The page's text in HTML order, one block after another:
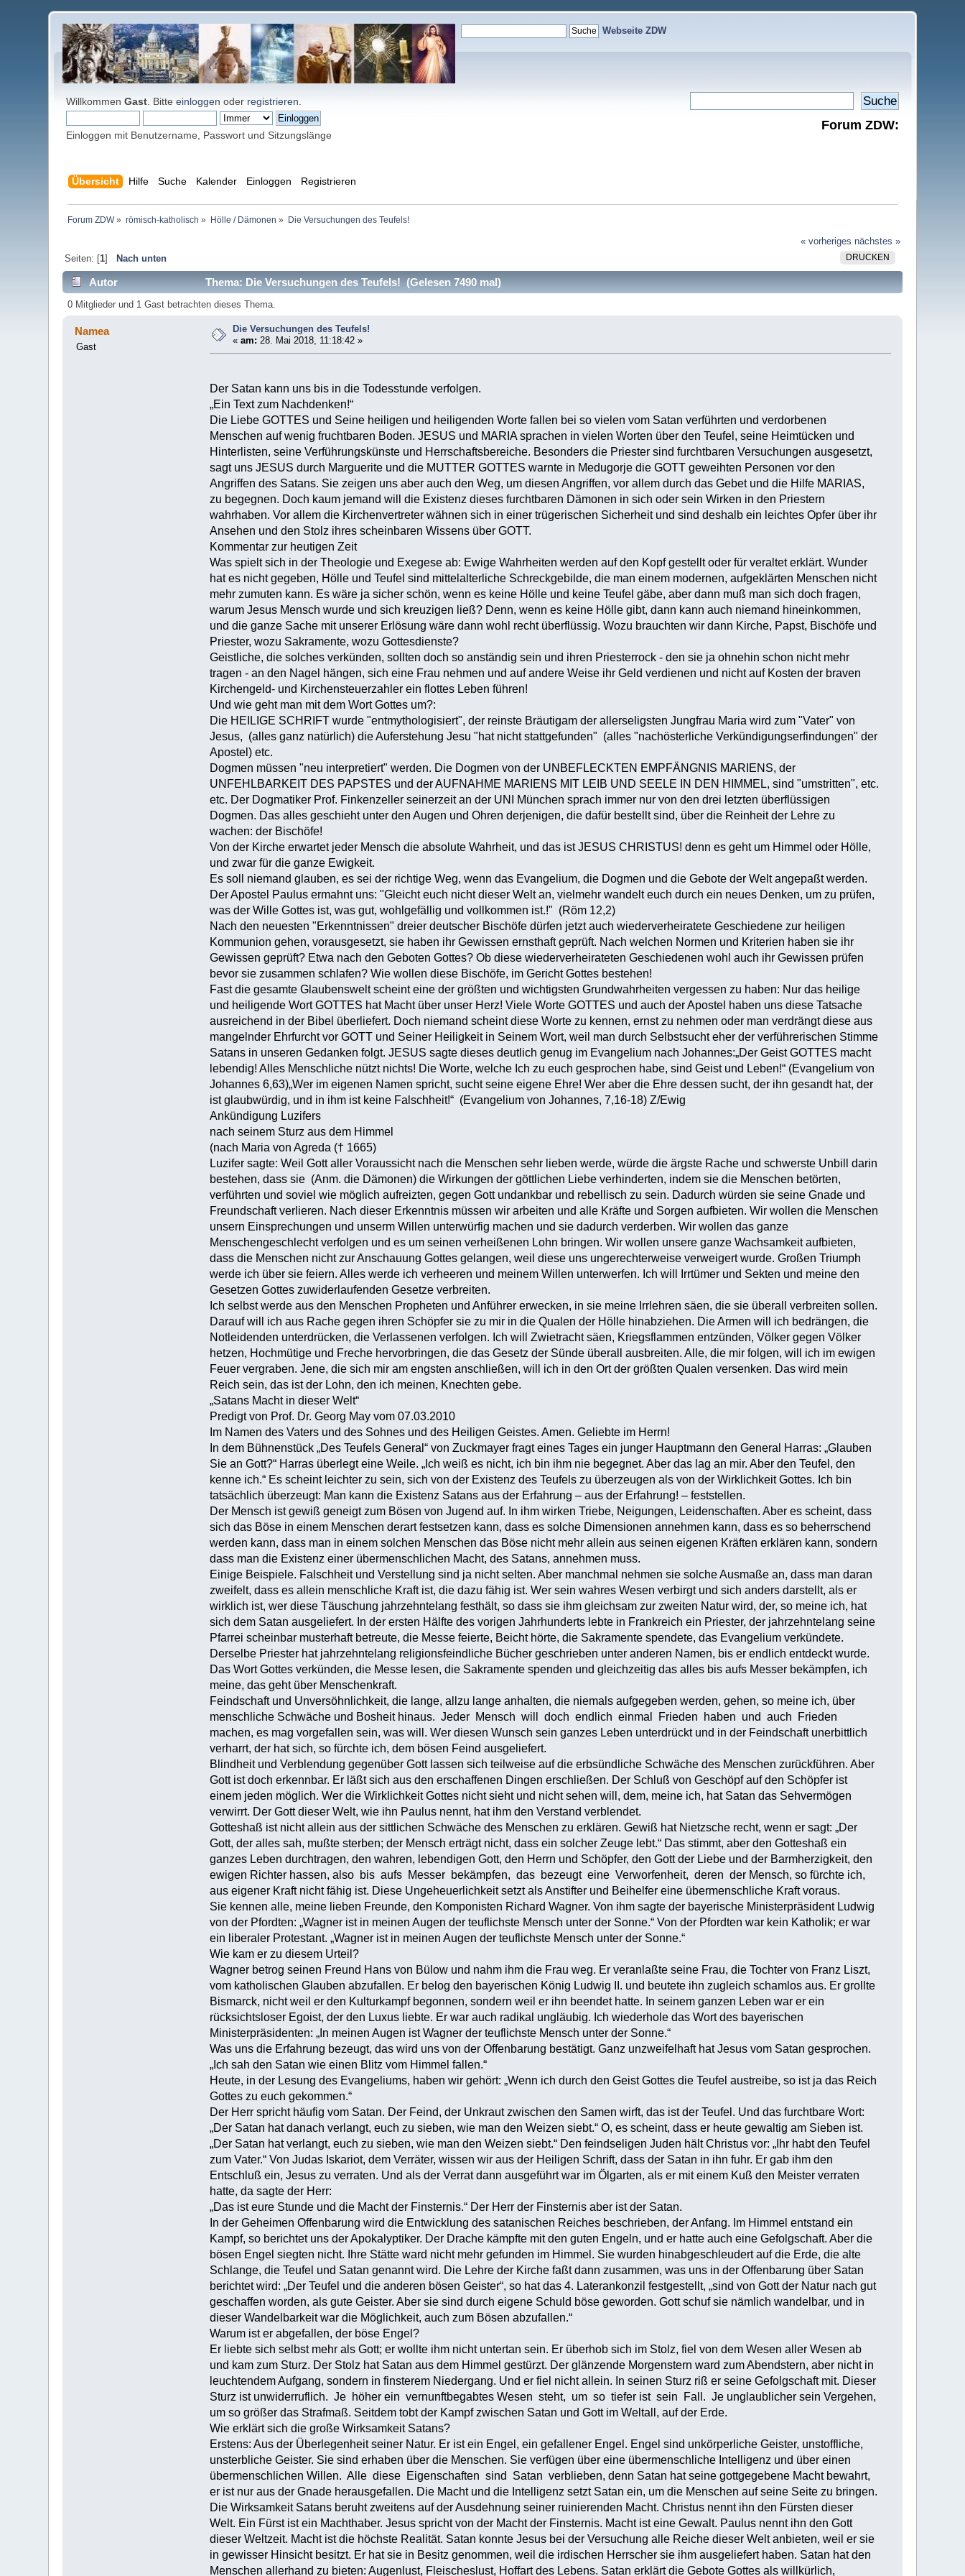
Webseite ZDW
WillkommenGast . Bitteeinloggen oder registrieren
Einloggen mit Benutzername, Passwort und Sitzungslänge
Forum ZDW:
Übersicht Hilfe Suche Kalender Einloggen Registrieren
Forum ZDW» römisch-katholisch » Hölle / Dämonen » Die Versuchungen des Teufels!
« vorheriges nächstes »
DRUCKEN
Seiten: [1] Nach unten
Autor Thema: Die Versuchungen des Teufels! (Gelesen 7490 mal)
0 Mitglieder und 1 Gast betrachten dieses Thema.
Namea
Gast
Die Versuchungen des Teufels!
«am: 28. Mai 2018, 11:18:42 »
Der Satan kann uns bis in die Todesstunde verfolgen.
„Ein Text zum Nachdenken!“
Die Liebe GOTTES und Seine heiligen und heiligenden Worte fallen bei so vielen vom Satan verführten und verdorbenen
Menschen auf wenig fruchtbaren Boden. JESUS und MARIA sprachen in vielen Worten über den Teufel, seine Heimtücken und
Hinterlisten, seine Verführungskünste und Herrschaftsbereiche. Besonders die Priester sind furchtbaren Versuchungen ausgesetzt,
sagt uns JESUS durch Marguerite und die MUTTER GOTTES warnte in Medugorje die GOTT geweihten Personen vor den
Angriffen des Satans. Sie zeigen uns aber auch den Weg, um diesen Angriffen, vor allem durch das Gebet und die Hilfe MARIAS,
zu begegnen. Doch kaum jemand will die Existenz dieses furchtbaren Dämonen in sich oder sein Wirken in den Priestern
wahrhaben. Vor allem die Kirchenvertreter wähnen sich in einer trügerischen Sicherheit und sind deshalb ein leichtes Opfer über ihr
Ansehen und den Stolz ihres scheinbaren Wissens über GOTT.
Kommentar zur heutigen Zeit
Was spielt sich in der Theologie und Exegese ab: Ewige Wahrheiten werden auf den Kopf gestellt oder für veraltet erklärt. Wunder
hat es nicht gegeben, Hölle und Teufel sind mittelalterliche Schreckgebilde, die man einem modernen, aufgeklärten Menschen nicht
mehr zumuten kann. Es wäre ja sicher schön, wenn es keine Hölle und keine Teufel gäbe, aber dann muß man sich doch fragen,
warum Jesus Mensch wurde und sich kreuzigen ließ? Denn, wenn es keine Hölle gibt, dann kann auch niemand hineinkommen,
und die ganze Sache mit unserer Erlösung wäre dann wohl recht überflüssig. Wozu brauchten wir dann Kirche, Papst, Bischöfe und
Priester, wozu Sakramente, wozu Gottesdienste?
Geistliche, die solches verkünden, sollten doch so anständig sein und ihren Priesterrock - den sie ja ohnehin schon nicht mehr
tragen - an den Nagel hängen, sich eine Frau nehmen und auf andere Weise ihr Geld verdienen und nicht auf Kosten der braven
Kirchengeld- und Kirchensteuerzahler ein flottes Leben führen!
Und wie geht man mit dem Wort Gottes um?:
Die HEILIGE SCHRIFT wurde "entmythologisiert", der reinste Bräutigam der allerseligsten Jungfrau Maria wird zum "Vater" von
Jesus, (alles ganz natürlich) die Auferstehung Jesu "hat nicht stattgefunden" (alles "nachösterliche Verkündigungserfindungen" der
Apostel) etc.
Dogmen müssen "neu interpretiert" werden. Die Dogmen von der UNBEFLECKTEN EMPFÄNGNIS MARIENS, der
UNFEHLBARKEIT DES PAPSTES und der AUFNAHME MARIENS MIT LEIB UND SEELE IN DEN HIMMEL, sind "umstritten", etc.
etc. Der Dogmatiker Prof. Finkenzeller seinerzeit an der UNI München sprach immer nur von den drei letzten überflüssigen
Dogmen. Das alles geschieht unter den Augen und Ohren derjenigen, die dafür bestellt sind, über die Reinheit der Lehre zu
wachen: der Bischöfe!
Von der Kirche erwartet jeder Mensch die absolute Wahrheit, und das ist JESUS CHRISTUS! denn es geht um Himmel oder Hölle,
und zwar für die ganze Ewigkeit.
Es soll niemand glauben, es sei der richtige Weg, wenn das Evangelium, die Dogmen und die Gebote der Welt angepaßt werden.
Der Apostel Paulus ermahnt uns: "Gleicht euch nicht dieser Welt an, vielmehr wandelt euch durch ein neues Denken, um zu prüfen,
was der Wille Gottes ist, was gut, wohlgefällig und vollkommen ist.!" (Röm 12,2)
Nach den neuesten "Erkenntnissen" dreier deutscher Bischöfe dürfen jetzt auch wiederverheiratete Geschiedene zur heiligen
Kommunion gehen, vorausgesetzt, sie haben ihr Gewissen ernsthaft geprüft. Nach welchen Normen und Kriterien haben sie ihr
Gewissen geprüft? Etwa nach den Geboten Gottes? Ob diese wiederverheirateten Geschiedenen wohl auch ihr Gewissen prüfen
bevor sie zusammen schlafen? Wie wollen diese Bischöfe, im Gericht Gottes bestehen!
Fast die gesamte Glaubenswelt scheint eine der größten und wichtigsten Grundwahrheiten vergessen zu haben: Nur das heilige
und heiligende Wort GOTTES hat Macht über unser Herz! Viele Worte GOTTES und auch der Apostel haben uns diese Tatsache
ausreichend in der Bibel überliefert. Doch niemand scheint diese Worte zu kennen, ernst zu nehmen oder man verdrängt diese aus
mangelnder Ehrfurcht vor GOTT und Seiner Heiligkeit in Seinem Wort, weil man durch Selbstsucht eher der verführerischen Stimme
Satans in unseren Gedanken folgt. JESUS sagte dieses deutlich genug im Evangelium nach Johannes:„Der Geist GOTTES macht
lebendig! Alles Menschliche nützt nichts! Die Worte, welche Ich zu euch gesprochen habe, sind Geist und Leben!“ (Evangelium von
Johannes 6,63)„Wer im eigenen Namen spricht, sucht seine eigene Ehre! Wer aber die Ehre dessen sucht, der ihn gesandt hat, der
ist glaubwürdig, und in ihm ist keine Falschheit!“ (Evangelium von Johannes, 7,16-18) Z/Ewig
Ankündigung Luzifers
nach seinem Sturz aus dem Himmel
(nach Maria von Agreda († 1665)
Luzifer sagte: Weil Gott aller Voraussicht nach die Menschen sehr lieben werde, würde die ärgste Rache und schwerste Unbill darin
bestehen, dass sie (Anm. die Dämonen) die Wirkungen der göttlichen Liebe verhinderten, indem sie die Menschen betörten,
verführten und soviel wie möglich aufreizten, gegen Gott undankbar und rebellisch zu sein. Dadurch würden sie seine Gnade und
Freundschaft verlieren. Nach dieser Erkenntnis müssen wir arbeiten und alle Kräfte und Sorgen aufbieten. Wir wollen die Menschen
unsern Einsprechungen und unserm Willen unterwürfig machen und sie dadurch verderben. Wir wollen das ganze
Menschengeschlecht verfolgen und es um seinen verheißenen Lohn bringen. Wir wollen unsere ganze Wachsam­keit aufbieten,
dass die Menschen nicht zur Anschauung Gottes gelangen, weil diese uns ungerechterweise verweigert wurde. Großen Triumph
werde ich über sie feiern. Alles werde ich verheeren und meinem Willen unterwerfen. Ich will Irrtümer und Sekten und meine den
Gesetzen Gottes zuwider­laufenden Gesetze verbreiten.
Ich selbst werde aus den Menschen Propheten und Anführer erwecken, in sie meine Irrlehren säen, die sie überall verbreiten sollen.
Darauf will ich aus Rache gegen ihren Schöpfer sie zu mir in die Qualen der Hölle hinabziehen. Die Armen will ich bedrängen, die
Notlei­denden unterdrücken, die Verlassenen verfolgen. Ich will Zwietracht säen, Kriegsflammen entzünden, Völker gegen Völker
hetzen, Hochmütige und Freche hervorbringen, die das Gesetz der Sünde überall ausbreiten. Alle, die mir folgen, will ich im ewigen
Feuer vergraben. Jene, die sich mir am engsten anschließen, will ich in den Ort der größten Qualen versenken. Das wird mein
Reich sein, das ist der Lohn, den ich meinen, Knechten gebe.
„Satans Macht in dieser Welt“
Predigt von Prof. Dr. Georg May vom 07.03.2010
Im Namen des Vaters und des Sohnes und des Heiligen Geistes. Amen. Geliebte im Herrn!
In dem Bühnenstück „Des Teufels General“ von Zuckmayer fragt eines Tages ein junger Hauptmann den General Harras: „Glauben
Sie an Gott?“ Harras überlegt eine Weile. „Ich weiß es nicht, ich bin ihm nie begegnet. Aber das lag an mir. Aber den Teufel, den
kenne ich.“ Es scheint leichter zu sein, sich von der Existenz des Teufels zu überzeugen als von der Wirklichkeit Gottes. Ich bin
tatsächlich überzeugt: Man kann die Existenz Satans aus der Erfahrung – aus der Erfahrung! – feststellen.
Der Mensch ist gewiß geneigt zum Bösen von Jugend auf. In ihm wirken Triebe, Neigungen, Leidenschaften. Aber es scheint, dass
sich das Böse in einem Menschen derart festsetzen kann, dass es solche Dimensionen annehmen kann, dass es so beherrschend
werden kann, dass man in einem solchen Menschen das Böse nicht mehr allein aus seinen eigenen Kräften erklären kann, sondern
dass man die Existenz einer übermenschlichen Macht, des Satans, annehmen muss.
Einige Beispiele. Falschheit und Verstellung sind ja nicht selten. Aber manchmal nehmen sie solche Ausmaße an, dass man daran
zweifelt, dass es allein menschliche Kraft ist, die dazu fähig ist. Wer sein wahres Wesen verbirgt und sich anders darstellt, als er
wirklich ist, wer diese Täuschung jahrzehntelang festhält, so dass sie ihm gleichsam zur zweiten Natur wird, der, so meine ich, hat
sich dem Satan ausgeliefert. In der ersten Hälfte des vorigen Jahrhunderts lebte in Frankreich ein Priester, der jahrzehntelang seine
Pfarrei scheinbar musterhaft betreute, die Messe feierte, Beicht hörte, die Sakramente spendete, das Evangelium verkündete.
Derselbe Priester hat jahrzehntelang religionsfeindliche Bücher geschrieben unter anderen Namen, bis er endlich entdeckt wurde.
Das Wort Gottes verkünden, die Messe lesen, die Sakramente spenden und gleichzeitig das alles bis aufs Messer bekämpfen, ich
meine, das geht über Menschenkraft.
Feindschaft und Unversöhnlichkeit, die lange, allzu lange anhalten, die niemals aufgegeben werden, gehen, so meine ich, über
menschliche Schwäche und Bosheit hinaus. Jeder Mensch will doch endlich einmal Frieden haben und auch Frieden
machen, es mag vorgefallen sein, was will. Wer diesen Wunsch sein ganzes Leben unterdrückt und in der Feindschaft unerbittlich
verharrt, der hat sich, so fürchte ich, dem bösen Feind ausgeliefert.
Blindheit und Verblendung gegenüber Gott lassen sich teilweise auf die erbsündliche Schwäche des Menschen zurückführen. Aber
Gott ist doch erkennbar. Er läßt sich aus den erschaffenen Dingen erschließen. Der Schluß von Geschöpf auf den Schöpfer ist
einem jeden möglich. Wer die Wirklichkeit Gottes nicht sieht und nicht sehen will, dem, meine ich, hat Satan das Sehvermögen
verwirrt. Der Gott dieser Welt, wie ihn Paulus nennt, hat ihm den Verstand verblendet.
Gotteshaß ist nicht allein aus der sittlichen Schwäche des Menschen zu erklären. Gewiß hat Nietzsche recht, wenn er sagt: „Der
Gott, der alles sah, mußte sterben; der Mensch erträgt nicht, dass ein solcher Zeuge lebt.“ Das stimmt, aber den Gotteshaß ein
ganzes Leben durchtragen, den wahren, lebendigen Gott, den Herrn und Schöpfer, den Gott der Liebe und der Barmherzigkeit, den
ewigen Richter hassen, also bis aufs Messer bekämpfen, das bezeugt eine Verworfenheit, deren der Mensch, so fürchte ich,
aus eigener Kraft nicht fähig ist. Diese Ungeheuerlichkeit setzt als Anstifter und Beihelfer eine übermenschliche Kraft voraus.
Sie kennen alle, meine lieben Freunde, den Komponisten Richard Wagner. Von ihm sagte der bayerische Ministerpräsident Ludwig
von der Pfordten: „Wagner ist in meinen Augen der teuflichste Mensch unter der Sonne.“ Von der Pfordten war kein Katholik; er war
ein liberaler Protestant. „Wagner ist in meinen Augen der teuflichste Mensch unter der Sonne.“
Wie kam er zu diesem Urteil?
Wagner betrog seinen Freund Hans von Bülow und nahm ihm die Frau weg. Er veranlaßte seine Frau, die Tochter von Franz Liszt,
vom katholischen Glauben abzufallen. Er belog den bayerischen König Ludwig II. und beutete ihn zugleich schamlos aus. Er grollte
Bismarck, nicht weil er den Kulturkampf begonnen, sondern weil er ihn beendet hatte. In seinem ganzen Leben war er ein
rücksichtsloser Egoist, der den Luxus liebte. Er war auch radikal ungläubig. Ich wiederhole das Wort des bayerischen
Ministerpräsidenten: „In meinen Augen ist Wagner der teuflichste Mensch unter der Sonne.“
Was uns die Erfahrung bezeugt, das wird uns von der Offenbarung bestätigt. Ganz unzweifelhaft hat Jesus vom Satan gesprochen.
„Ich sah den Satan wie einen Blitz vom Himmel fallen.“
Heute, in der Lesung des Evangeliums, haben wir gehört: „Wenn ich durch den Geist Gottes die Teufel austreibe, so ist ja das Reich
Gottes zu euch gekommen.“
Der Herr spricht häufig vom Satan. Der Feind, der Unkraut zwischen den Samen wirft, das ist der Teufel. Und das furchtbare Wort:
„Der Satan hat danach verlangt, euch zu sieben, wie man den Weizen siebt.“ O, es scheint, dass er heute gewaltig am Sieben ist.
„Der Satan hat verlangt, euch zu sieben, wie man den Weizen siebt.“ Den feindseligen Juden hält Christus vor: „Ihr habt den Teufel
zum Vater.“ Von Judas Iskariot, dem Verräter, wissen wir aus der Heiligen Schrift, dass der Satan in ihn fuhr. Er gab ihm den
Entschluß ein, Jesus zu verraten. Und als der Verrat dann ausgeführt war im Ölgarten, als er mit einem Kuß den Meister verraten
hatte, da sagte der Herr:
„Das ist eure Stunde und die Macht der Finsternis.“ Der Herr der Finsternis aber ist der Satan.
In der Geheimen Offenbarung wird die Entwicklung des satanischen Reiches beschrieben, der Anfang. Im Himmel entstand ein
Kampf, so berichtet uns der Apokalyptiker. Der Drache kämpfte mit den guten Engeln, und er hatte auch eine Gefolgschaft. Aber die
bösen Engel siegten nicht. Ihre Stätte ward nicht mehr gefunden im Himmel. Sie wurden hinabgeschleudert auf die Erde, die alte
Schlange, die Teufel und Satan genannt wird. Die Lehre der Kirche faßt dann zusammen, was uns in der Offenbarung über Satan
berichtet wird: „Der Teufel und die anderen bösen Geister“, so hat das 4. Laterankonzil festgestellt, „sind von Gott der Natur nach gut
geschaffen worden, als gute Geister. Aber sie sind durch eigene Schuld böse geworden. Gott schuf sie nämlich wandelbar, und in
dieser Wandelbarkeit war die Möglichkeit, auch zum Bösen abzufallen.“
Warum ist er abgefallen, der böse Engel?
Er liebte sich selbst mehr als Gott; er wollte ihm nicht untertan sein. Er überhob sich im Stolz, fiel von dem Wesen aller Wesen ab
und kam zum Sturz. Der Stolz hat Satan aus dem Himmel gestürzt. Der glänzende Morgenstern ward zum Abendstern, aber nicht in
leuchtendem Aufgang, sondern in finsterem Niedergang. Und er fiel nicht allein. In seinen Sturz riß er seine Gefolgschaft mit. Dieser
Sturz ist unwiderruflich. Je höher ein vernunftbegabtes Wesen steht, um so tiefer ist sein Fall. Je unglaublicher sein Vergehen,
um so größer das Strafmaß. Seitdem tobt der Kampf zwischen Satan und Gott im Weltall, auf der Erde.
Wie erklärt sich die große Wirksamkeit Satans?
Erstens: Aus der Überlegenheit seiner Natur. Er ist ein Engel, ein gefallener Engel. Engel sind unkörperliche Geister, unstoffliche,
unsterbliche Geister. Sie sind erhaben über die Menschen. Sie verfügen über eine übermenschliche Intelligenz und über einen
übermenschlichen Willen. Alle diese Eigenschaften sind Satan verblieben, denn Satan hat seine gottgegebene Macht bewahrt,
er ist nur aus der Gnade herausgefallen. Die Macht und die Intelligenz setzt Satan ein, um die Menschen auf seine Seite zu bringen.
Die Wirksamkeit Satans beruht zweitens auf der Ausdehnung seiner ruinierenden Macht. Christus nennt ihn den Fürsten dieser
Welt. Ein Fürst ist ein Machthaber. Jesus spricht von der Macht der Finsternis. Macht ist eine Gewalt. Paulus nennt ihn den Gott
dieser Weltzeit. Macht ist die höchste Realität. Satan konnte Jesus bei der Versuchung alle Reiche dieser Welt anbieten, weil er sie
in gewisser Hinsicht besitzt. Er hat sie in Besitz genommen, weil die irdischen Herrscher sie ihm ausgeliefert haben. Satan hat den
Menschen allerhand zu bieten: Augenlust, Fleischeslust, Hoffart des Lebens. Satan erklärt die Gebote Gottes als willkürlich,